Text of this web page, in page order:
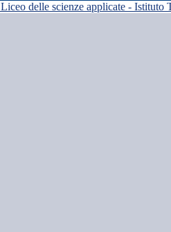
Liceo delle scienze applicate - Istituto